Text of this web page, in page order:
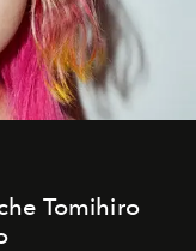
Tomihiro